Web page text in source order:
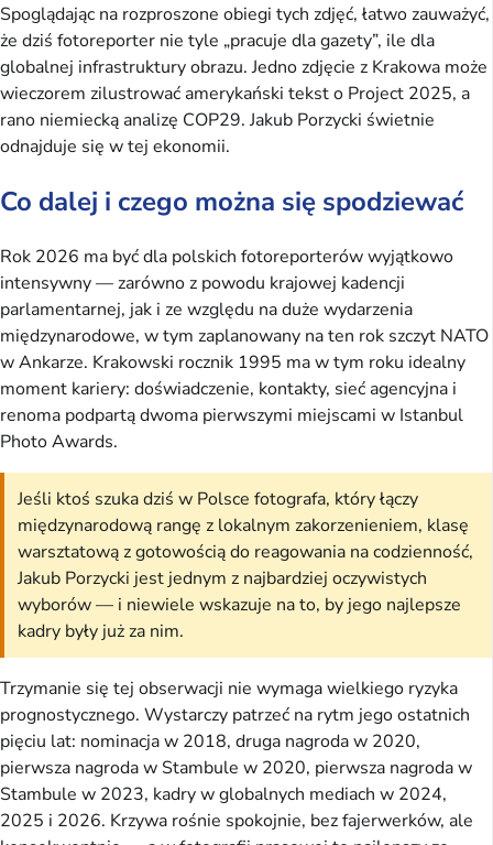
Spoglądając na rozproszone obiegi tych zdjęć, łatwo zauważyć,
że dziś fotoreporter nie tyle „pracuje dla gazety”, ile dla
globalnej infrastruktury obrazu. Jedno zdjęcie z Krakowa może
wieczorem zilustrować amerykański tekst o Project 2025, a
rano niemiecką analizę COP29. Jakub Porzycki świetnie
odnajduje się w tej ekonomii.
Co dalej i czego można się spodziewać
Rok 2026 ma być dla polskich fotoreporterów wyjątkowo
intensywny — zarówno z powodu krajowej kadencji
parlamentarnej, jak i ze względu na duże wydarzenia
międzynarodowe, w tym zaplanowany na ten rok szczyt NATO
w Ankarze. Krakowski rocznik 1995 ma w tym roku idealny
moment kariery: doświadczenie, kontakty, sieć agencyjna i
renoma podpartą dwoma pierwszymi miejscami w Istanbul
Photo Awards.
Jeśli ktoś szuka dziś w Polsce fotografa, który łączy
międzynarodową rangę z lokalnym zakorzenieniem, klasę
warsztatową z gotowością do reagowania na codzienność,
Jakub Porzycki jest jednym z najbardziej oczywistych
wyborów — i niewiele wskazuje na to, by jego najlepsze
kadry były już za nim.
Trzymanie się tej obserwacji nie wymaga wielkiego ryzyka
prognostycznego. Wystarczy patrzeć na rytm jego ostatnich
pięciu lat: nominacja w 2018, druga nagroda w 2020,
pierwsza nagroda w Stambule w 2020, pierwsza nagroda w
Stambule w 2023, kadry w globalnych mediach w 2024,
2025 i 2026. Krzywa rośnie spokojnie, bez fajerwerków, ale